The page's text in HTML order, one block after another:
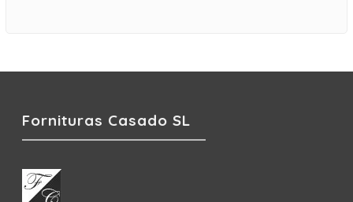
Fornituras Casado SL